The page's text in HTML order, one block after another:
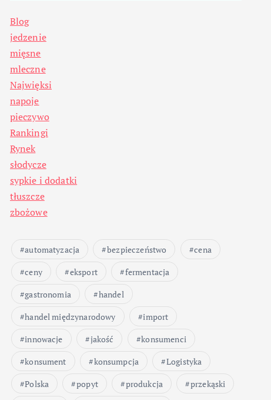
Blog
jedzenie
mięsne
mleczne
Najwięksi
napoje
pieczywo
Rankingi
Rynek
słodycze
sypkie i dodatki
tłuszcze
zbożowe
automatyzacja bezpieczeństwo
cena
ceny
eksport
fermentacja
gastronomia
handel
handel międzynarodowy
import
innowacje
jakość
konsumenci
konsument
konsumpcja
Logistyka
Polska
popyt produkcja
przekąski